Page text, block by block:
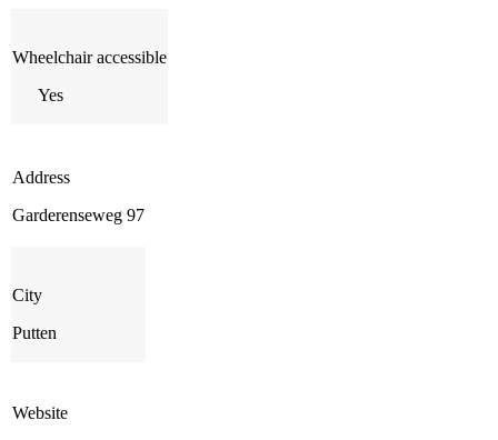
Wheelchair accessible
Yes
Address
Garderenseweg 97
City
Putten
Website